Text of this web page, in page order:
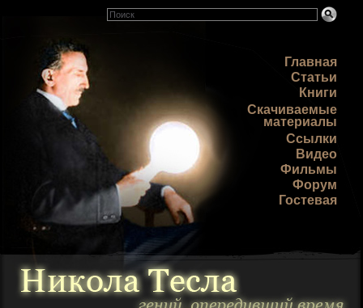
Главная
Статьи
Книги
Скачиваемые
материалы
Ссылки
Видео
Фильмы
Форум
Гостевая